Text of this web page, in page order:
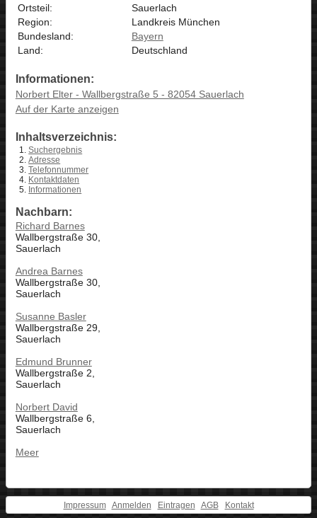
Ortsteil:
Sauerlach
Region:
Landkreis München
Bundesland:
Bayern
Land:
Deutschland
Informationen:
Norbert Elter - Wallbergstraße 5 - 82054 Sauerlach
Auf der Karte anzeigen
Inhaltsverzeichnis:
Suchergebnis
Adresse
Telefonnummer
Kontaktdaten
Informationen
Nachbarn:
Richard Barnes
Wallbergstraße 30,
Sauerlach
Andrea Barnes
Wallbergstraße 30,
Sauerlach
Susanne Basler
Wallbergstraße 29,
Sauerlach
Edmund Brunner
Wallbergstraße 2,
Sauerlach
Norbert David
Wallbergstraße 6,
Sauerlach
Meer
Impressum Anmelden Eintragen AGB Kontakt